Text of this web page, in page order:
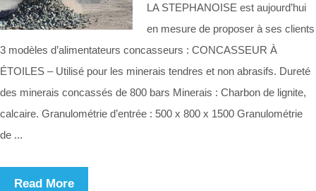
LA STEPHANOISE est aujourd’hui
en mesure de proposer à ses clients
3 modèles d’alimentateurs concasseurs : CONCASSEUR À
ÉTOILES – Utilisé pour les minerais tendres et non abrasifs. Dureté
des minerais concassés de 800 bars Minerais : Charbon de lignite,
calcaire. Granulométrie d’entrée : 500 x 800 x 1500 Granulométrie
de ...
Read More